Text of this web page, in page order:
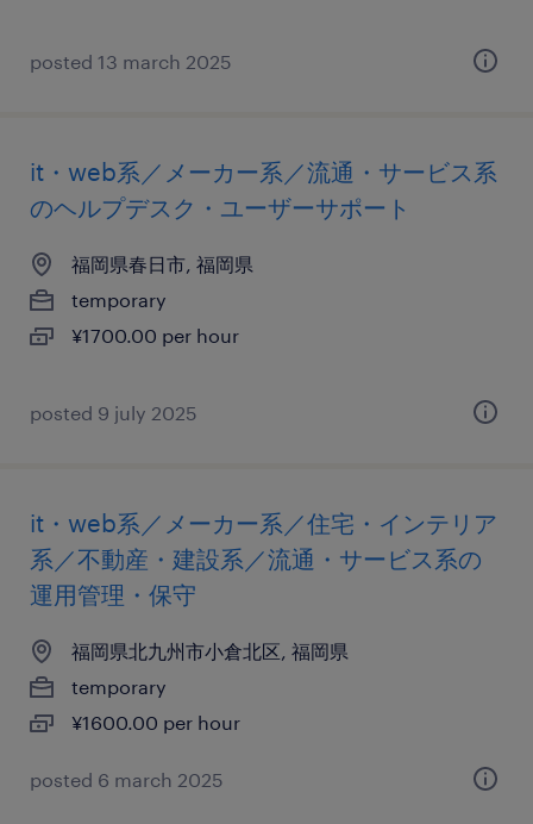
posted 13 march 2025
it・web系／メーカー系／流通・サービス系
のヘルプデスク・ユーザーサポート
福岡県春日市, 福岡県
temporary
¥1700.00 per hour
posted 9 july 2025
it・web系／メーカー系／住宅・インテリア
系／不動産・建設系／流通・サービス系の
運用管理・保守
福岡県北九州市小倉北区, 福岡県
temporary
¥1600.00 per hour
posted 6 march 2025